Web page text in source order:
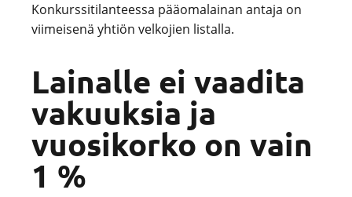
Konkurssitilanteessa pääomalainan antaja on
viimeisenä yhtiön velkojien listalla.
Lainalle ei vaadita
vakuuksia ja
vuosikorko on vain
1 %